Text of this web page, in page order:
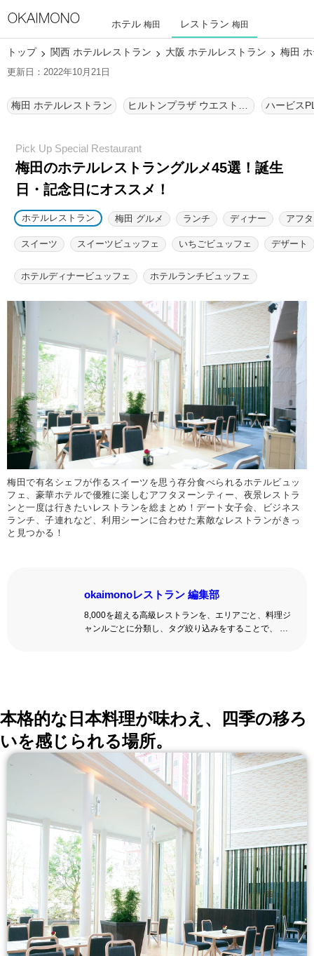
ホテル 梅田 レストラン 梅田
トップ 関西 ホテルレストラン 大阪 ホテルレストラン 梅田
更新日：2022年10月21日
梅田 ホテルレストラン
梅田のホテルレストラングルメ45選！誕生
日・記念日にオススメ！
ホテルレストラン 梅田 グルメ ランチ ディナー アフ
スイーツ スイーツビュッフェ いちごビュッフェ デザート
ホテルディナービュッフェ ホテルランチビュッフェ
梅田で有名シェフが作るスイーツを思う存分食べられるホテルビュッ
フェ、豪華ホテルで優雅に楽しむアフタヌーンティー、夜景レストラ
ンと一度は行きたいレストランを総まとめ！デート女子会、ビジネス
ランチ、子連れなど、利用シーンに合わせた素敵なレストランがきっ
と見つかる！
okaimonoレストラン 編集部
8,000を超える高級レストランを、エリアごと、料理ジ
ャンルごとに分類し、タグ絞り込みをすることで、 い
本格的な日本料理が味わえ、四季の移ろ
いを感じられる場所。